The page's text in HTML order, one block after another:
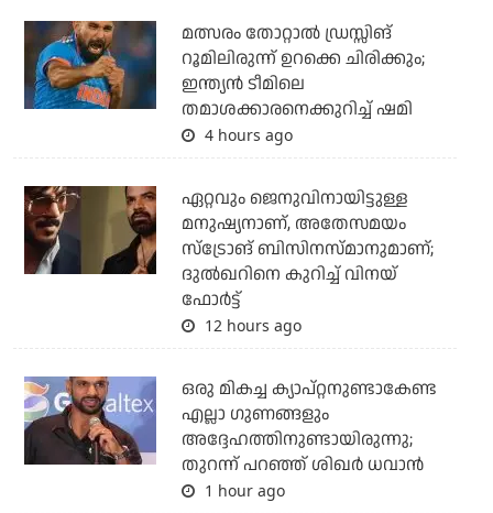
മത്സരം തോറ്റാല്‍ ഡ്രസ്സിങ്
റൂമിലിരുന്ന് ഉറക്കെ ചിരിക്കും;
ഇന്ത്യന്‍ ടീമിലെ
തമാശക്കാരനെക്കുറിച്ച് ഷമി
4 hours ago
ഏറ്റവും ജെനുവിനായിട്ടുള്ള
മനുഷ്യനാണ്, അതേസമയം
സ്‌ട്രോങ് ബിസിനസ്മാനുമാണ്;
ദുല്‍ഖറിനെ കുറിച്ച് വിനയ്
ഫോര്‍ട്ട്
12 hours ago
ഒരു മികച്ച ക്യാപ്റ്റനുണ്ടാകേണ്ട
എല്ലാ ഗുണങ്ങളും
അദ്ദേഹത്തിനുണ്ടായിരുന്നു;
തുറന്ന് പറഞ്ഞ് ശിഖര്‍ ധവാന്‍
1 hour ago